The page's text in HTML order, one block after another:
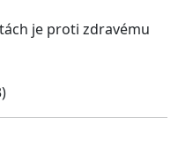
je proti zdravému